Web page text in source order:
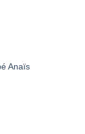
Anaïs